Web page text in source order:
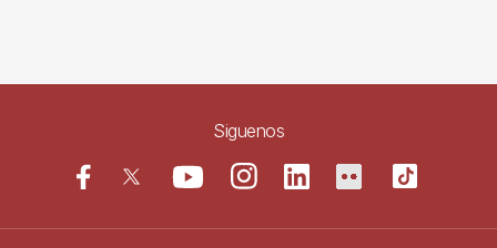
Siguenos